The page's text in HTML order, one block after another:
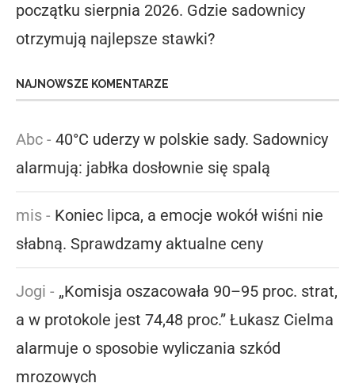
początku sierpnia 2026. Gdzie sadownicy
otrzymują najlepsze stawki?
NAJNOWSZE KOMENTARZE
Abc - 40°C uderzy w polskie sady. Sadownicy
alarmują: jabłka dosłownie się spalą
mis - Koniec lipca, a emocje wokół wiśni nie
słabną. Sprawdzamy aktualne ceny
Jogi - „Komisja oszacowała 90–95 proc. strat,
a w protokole jest 74,48 proc.” Łukasz Cielma
alarmuje o sposobie wyliczania szkód
mrozowych